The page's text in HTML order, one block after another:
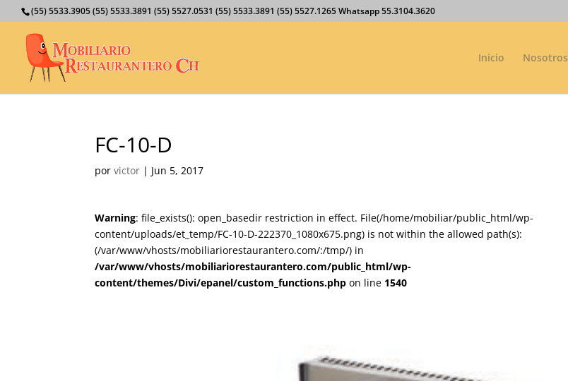
(55) 5533.3905 (55) 5533.3891 (55) 5527.0531 (55) 5533.3891 (55) 5527.1265 Whatsapp 55.3104.3620
Inicio Nosotros
FC-10-D
porvictor | Jun 5, 2017
Warning: file_exists(): open_basedir restriction in effect. File(/home/mobiliar/public_html/wp-
content/uploads/et_temp/FC-10-D-222370_1080x675.png) is not within the allowed path(s):
(/var/www/vhosts/mobiliariorestaurantero.com/:/tmp/) in
/var/www/vhosts/mobiliariorestaurantero.com/public_html/wp-
content/themes/Divi/epanel/custom_functions.php on line 1540